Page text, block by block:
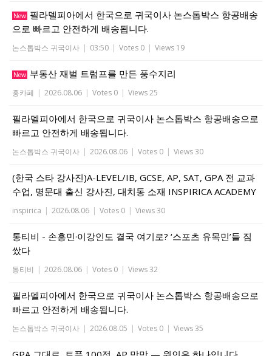
New 필라델피아에서 한국으로 귀국이사 논스톱박스 항공배송
으로 빠르고 안전하게 배송됩니다.
논스톱박스 귀국이사 | 03:50 | Votes 0 | Views 19
New 부동산 재벌 트럼프를 만든 풍수지리
홍카페 | 2026.08.06 | Votes 0 | Views 25
필라델피아에서 한국으로 귀국이사 논스톱박스 항공배송으로
빠르고 안전하게 배송됩니다.
논스톱박스 귀국이사 | 2026.08.06 | Votes 0 | Views 30
(한국 스타 강사진)A-LEVEL/IB, GCSE, AP, SAT, GPA 전 교과
수업, 명문대 출신 강사진, 대치동 소재 INSPIRICA ACADEMY
inspirica | 2026.08.06 | Votes 0 | Views 30
통티비 - 손흥민·이강인도 결국 여기로? ‘스포츠 유목민’들 짐
쌌다
통티비 | 2026.08.06 | Votes 0 | Views 32
필라델피아에서 한국으로 귀국이사 논스톱박스 항공배송으로
빠르고 안전하게 배송됩니다.
논스톱박스 귀국이사 | 2026.08.05 | Votes 0 | Views 35